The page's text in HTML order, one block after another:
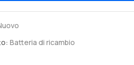
Batteria di ricambio